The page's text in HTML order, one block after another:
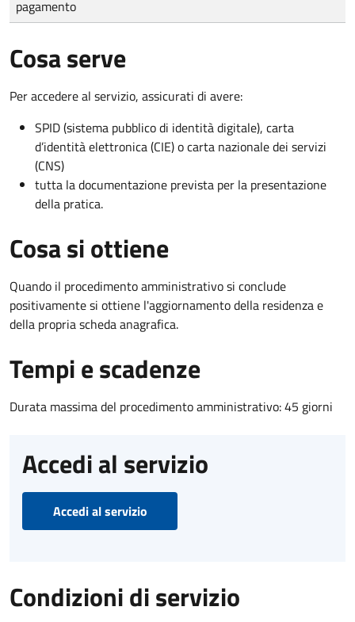
pagamento
Cosa serve
Per accedere al servizio, assicurati di avere:
SPID (sistema pubblico di identità digitale), carta
d’identità elettronica (CIE) o carta nazionale dei servizi
(CNS)
tutta la documentazione prevista per la presentazione
della pratica.
Cosa si ottiene
Quando il procedimento amministrativo si conclude
positivamente si ottiene l'aggiornamento della residenza e
della propria scheda anagrafica.
Tempi e scadenze
Durata massima del procedimento amministrativo: 45 giorni
Accedi al servizio
Accedi al servizio
Condizioni di servizio